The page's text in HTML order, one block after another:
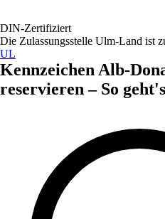
DIN-Zertifiziert
Die Zulassungsstelle Ulm-Land ist
UL
Kennzeichen Alb-
reservieren – So geht's